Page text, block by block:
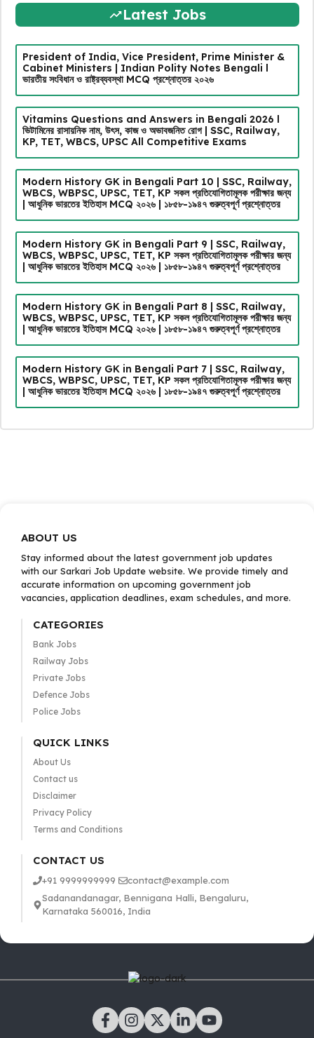
Latest Jobs
President of India, Vice President, Prime Minister &
Cabinet Ministers | Indian Polity Notes Bengali l
ভারতীয় সংবিধান ও রাষ্ট্রব্যবস্থা MCQ প্রশ্নোত্তর ২০২৬
Vitamins Questions and Answers in Bengali 2026 l
ভিটামিনের রাসায়নিক নাম, উৎস, কাজ ও অভাবজনিত রোগ | SSC, Railway,
KP, TET, WBCS, UPSC All Competitive Exams
Modern History GK in Bengali Part 10 | SSC, Railway,
WBCS, WBPSC, UPSC, TET, KP সকল প্রতিযোগিতামূলক পরীক্ষার জন্য
| আধুনিক ভারতের ইতিহাস MCQ ২০২৬ | ১৮৫৮-১৯৪৭ গুরুত্বপূর্ণ প্রশ্নোত্তর
Modern History GK in Bengali Part 9 | SSC, Railway,
WBCS, WBPSC, UPSC, TET, KP সকল প্রতিযোগিতামূলক পরীক্ষার জন্য
| আধুনিক ভারতের ইতিহাস MCQ ২০২৬ | ১৮৫৮-১৯৪৭ গুরুত্বপূর্ণ প্রশ্নোত্তর
Modern History GK in Bengali Part 8 | SSC, Railway,
WBCS, WBPSC, UPSC, TET, KP সকল প্রতিযোগিতামূলক পরীক্ষার জন্য
| আধুনিক ভারতের ইতিহাস MCQ ২০২৬ | ১৮৫৮-১৯৪৭ গুরুত্বপূর্ণ প্রশ্নোত্তর
Modern History GK in Bengali Part 7 | SSC, Railway,
WBCS, WBPSC, UPSC, TET, KP সকল প্রতিযোগিতামূলক পরীক্ষার জন্য
| আধুনিক ভারতের ইতিহাস MCQ ২০২৬ | ১৮৫৮-১৯৪৭ গুরুত্বপূর্ণ প্রশ্নোত্তর
ABOUT US
Stay informed about the latest government job updates
with our Sarkari Job Update website. We provide timely and
accurate information on upcoming government job
vacancies, application deadlines, exam schedules, and more.
CATEGORIES
Bank Jobs
Railway Jobs
Private Jobs
Defence Jobs
Police Jobs
QUICK LINKS
About Us
Contact us
Disclaimer
Privacy Policy
Terms and Conditions
CONTACT US
+91 9999999999
contact@example.com
Sadanandanagar, Bennigana Halli, Bengaluru,
Karnataka 560016, India